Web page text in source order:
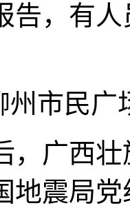
告，有
州市民
广西壮
地震局